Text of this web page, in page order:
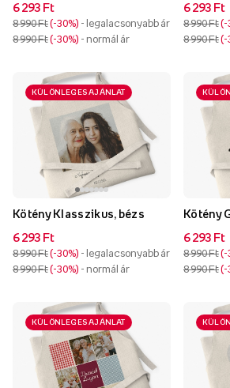
6 293 Ft
8 990 Ft -30% - legalacsonyabb ár
8 990 Ft -30% - normál ár
6 293 Ft
8 990 Ft -
8 990 Ft -
KÜLÖNLEGES AJÁNLAT
Kötény Klasszikus, bézs
6 293 Ft
8 990 Ft -30% - legalacsonyabb ár
8 990 Ft -30% - normál ár
Kötény
6 293 Ft
8 990 Ft -
8 990 Ft -
KÜLÖNLEGES AJÁNLAT